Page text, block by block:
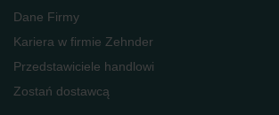
Dane Firmy
Kariera w firmie Zehnder
Przedstawiciele handlowi
Zostań dostawcą